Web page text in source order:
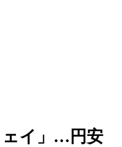
ェイ」…円安